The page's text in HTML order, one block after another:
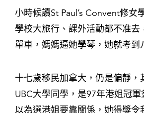
小時候讀St Paul’s Convent修女
學校大旅行、課外活動都不准去
單車，媽媽逼她學琴，她就考到
十七歲移民加拿大，仍是偏靜，
UBC大學同學，是97年港姐冠
以為選港姐要靠關係，她得獎令